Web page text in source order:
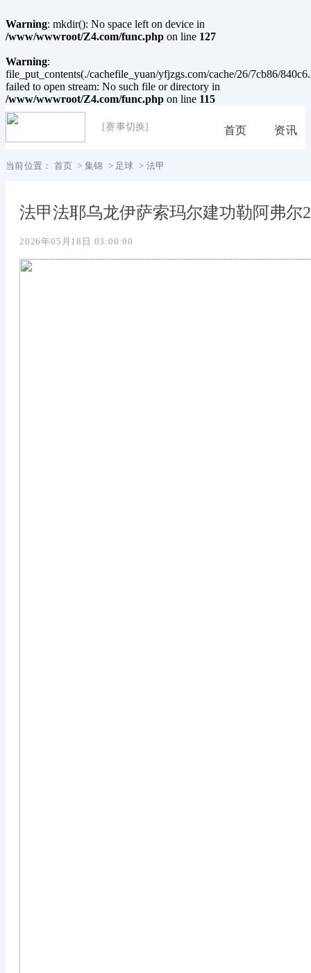
Warning: mkdir(): No space left on device in
/www/wwwroot/Z4.com/func.php on line 127
Warning:
file_put_contents(./cachefile_yuan/yfjzgs.com/cache/26/7cb86/
failed to open stream: No such file or directory in
/www/wwwroot/Z4.com/func.php on line 115
[赛事切换] 首页 资讯
当前位置： 首页 > 集锦 > 足球 > 法甲
法甲法耶乌龙伊萨索玛尔建功勒阿弗尔
2026年05月18日 03:00:00